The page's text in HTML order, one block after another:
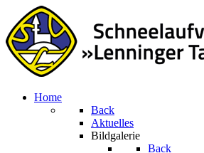
Home
Back
Aktuelles
Bildgalerie
Back